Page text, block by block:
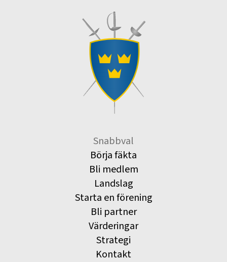
Snabbval
Börja fäkta
Bli medlem
Landslag
Starta en förening
Bli partner
Värderingar
Strategi
Kontakt